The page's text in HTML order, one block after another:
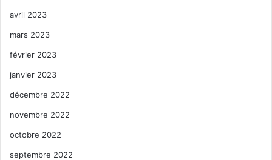
avril 2023
mars 2023
février 2023
janvier 2023
décembre 2022
novembre 2022
octobre 2022
septembre 2022